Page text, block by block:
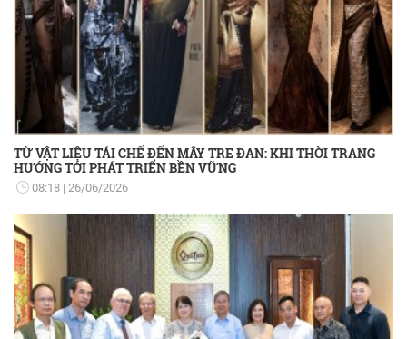
TỪ VẬT LIỆU TÁI CHẾ ĐẾN MÂY TRE ĐAN: KHI THỜI TRANG
HƯỚNG TỚI PHÁT TRIỂN BỀN VỮNG
08:18 26/06/2026